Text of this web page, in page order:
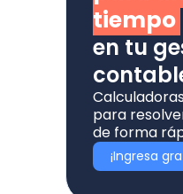
tiempo
en tu
para
de forma
¡Ingresa